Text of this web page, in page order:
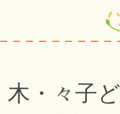
木・々子